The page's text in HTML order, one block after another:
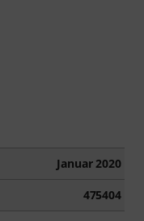
Januar 2020
475404